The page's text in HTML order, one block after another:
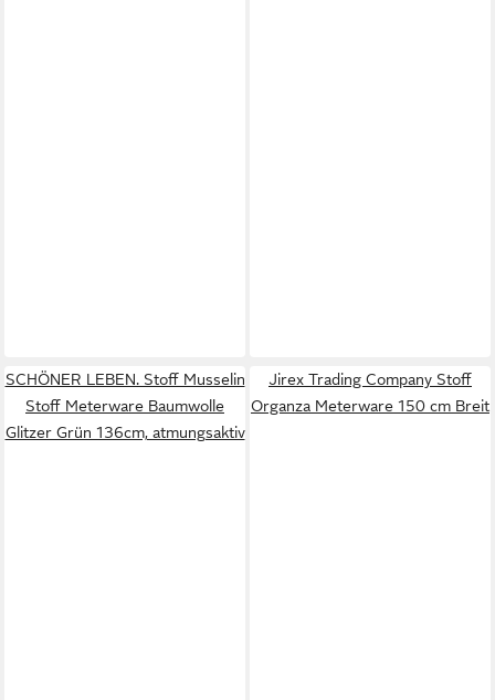
SCHÖNER LEBEN. Stoff Musselin
Stoff Meterware Baumwolle
Glitzer Grün 136cm, atmungsaktiv
Jirex Trading Company Stoff
Organza Meterware 150 cm Breit